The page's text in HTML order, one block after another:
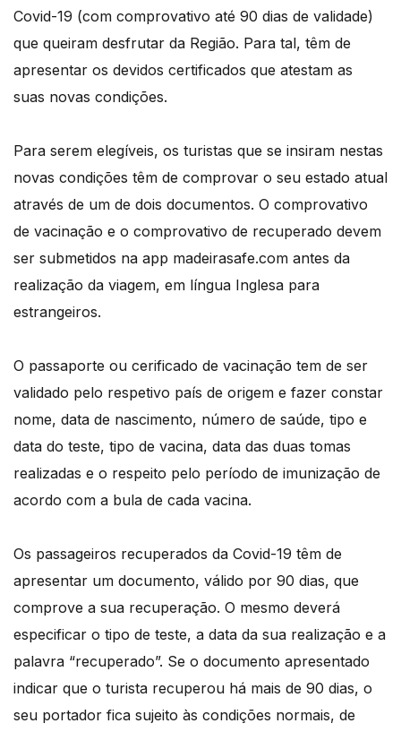
Covid-19 (com comprovativo até 90 dias de validade)
que queiram desfrutar da Região. Para tal, têm de
apresentar os devidos certificados que atestam as
suas novas condições.
Para serem elegíveis, os turistas que se insiram nestas
novas condições têm de comprovar o seu estado atual
através de um de dois documentos. O comprovativo
de vacinação e o comprovativo de recuperado devem
ser submetidos na app madeirasafe.com antes da
realização da viagem, em língua Inglesa para
estrangeiros.
O passaporte ou cerificado de vacinação tem de ser
validado pelo respetivo país de origem e fazer constar
nome, data de nascimento, número de saúde, tipo e
data do teste, tipo de vacina, data das duas tomas
realizadas e o respeito pelo período de imunização de
acordo com a bula de cada vacina.
Os passageiros recuperados da Covid-19 têm de
apresentar um documento, válido por 90 dias, que
comprove a sua recuperação. O mesmo deverá
especificar o tipo de teste, a data da sua realização e a
palavra “recuperado”. Se o documento apresentado
indicar que o turista recuperou há mais de 90 dias, o
seu portador fica sujeito às condições normais, de